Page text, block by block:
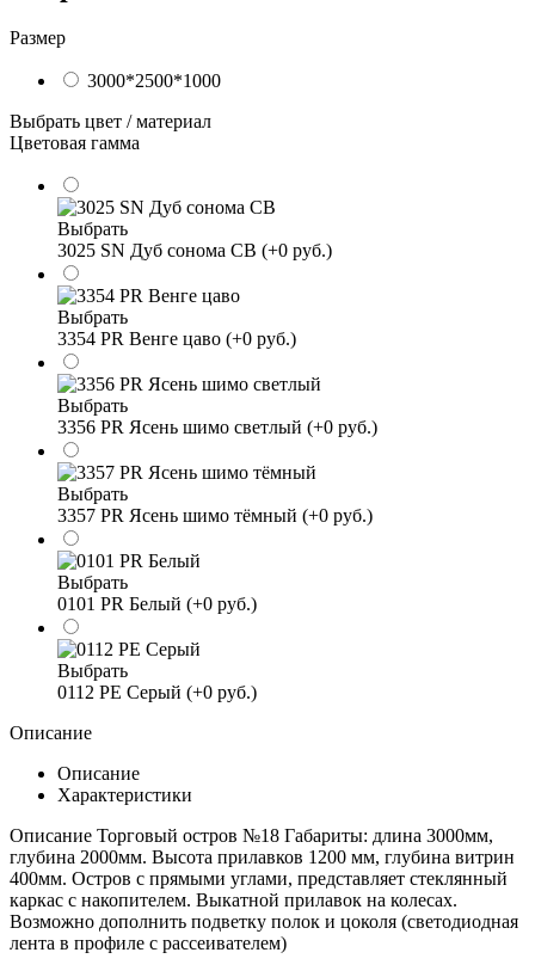
Размер
3000*2500*1000
Выбрать цвет / материал
Цветовая гамма
Выбрать
3025 SN Дуб сонома СВ (+0 руб.)
Выбрать
3354 PR Венге цаво (+0 руб.)
Выбрать
3356 PR Ясень шимо светлый (+0 руб.)
Выбрать
3357 PR Ясень шимо тёмный (+0 руб.)
Выбрать
0101 PR Белый (+0 руб.)
Выбрать
0112 PE Серый (+0 руб.)
Описание
Описание
Характеристики
Описание Торговый остров №18 Габариты: длина 3000мм,
глубина 2000мм. Высота прилавков 1200 мм, глубина витрин
400мм. Остров с прямыми углами, представляет стеклянный
каркас с накопителем. Выкатной прилавок на колесах.
Возможно дополнить подветку полок и цоколя (светодиодная
лента в профиле с рассеивателем)